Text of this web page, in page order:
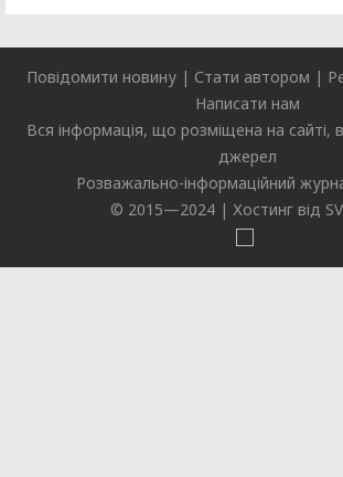
Повідомити новину| Стати автором |
Написати нам
Вся інформація, що розміщена на сайті,
джерел
Розважально-інформаційний
© 2015—2024 | Хостинг від